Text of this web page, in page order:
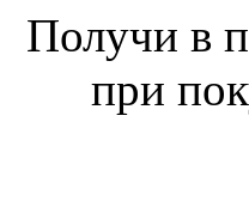
Получи в
при